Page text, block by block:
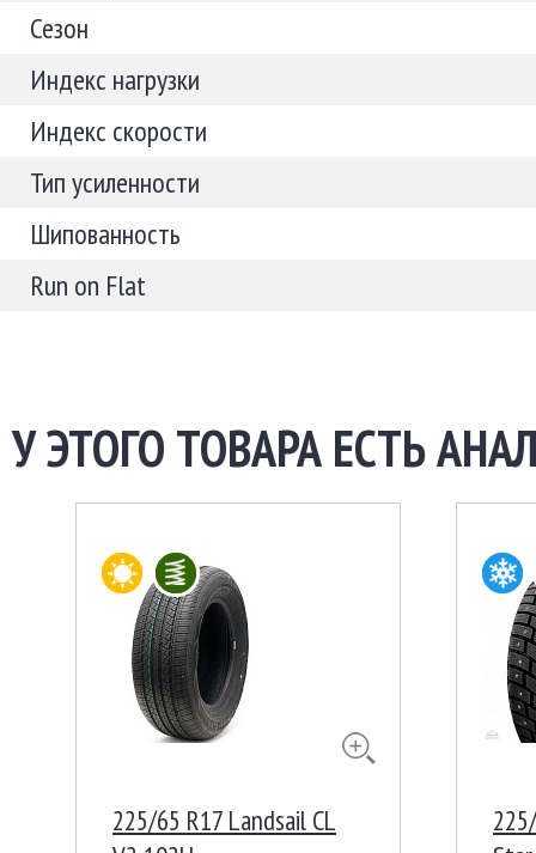
Сезон
Индекс нагрузки
Индекс скорости
Тип усиленности
Шипованность
Run on Flat
У ЭТОГО ТОВАРА ЕСТЬ
225/65 R17 Landsail CL